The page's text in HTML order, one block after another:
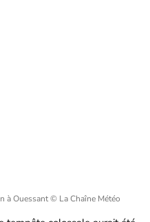
à Ouessant© La Chaîne Météo